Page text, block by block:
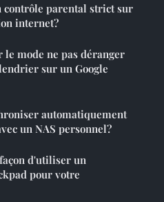
parental strict sur
internet?
mode ne pas déranger
sur un Google
automatiquement
un NAS personnel?
d'utiliser un
pour votre